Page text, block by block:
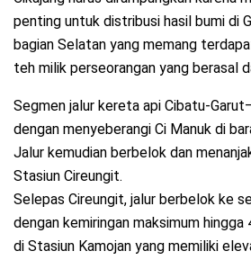
penting untuk distribusi hasil bumi di
bagian Selatan yang memang
teh milik perseorangan yang berasal
Segmen jalur kereta api Cibatu-
dengan menyeberangi Ci Manuk di
Jalur kemudian berbelok dan
Stasiun Cireungit.
Selepas Cireungit, jalur berbelok ke
dengan kemiringan maksimum
di Stasiun Kamojan yang memiliki